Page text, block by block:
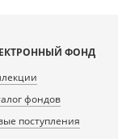
ФОНД
фондов
поступления